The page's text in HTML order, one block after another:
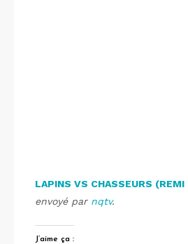
LAPINS VS CHASSEURS (REMI
envoyé par nqtv.
J’aime ça :